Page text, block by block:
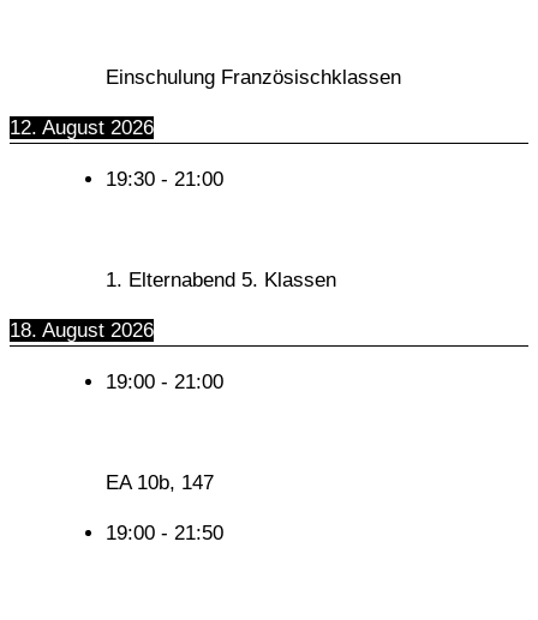
Einschulung Französischklassen
12. August 2026
19:30 - 21:00
1. Elternabend 5. Klassen
18. August 2026
19:00 - 21:00
EA 10b, 147
19:00 - 21:50